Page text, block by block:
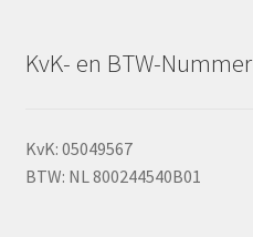
KvK- en BTW-Nummer
KvK: 05049567
BTW: NL 800244540B01